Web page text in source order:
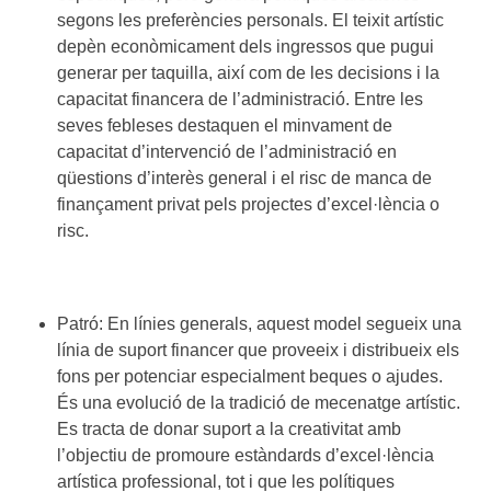
segons les preferències personals. El teixit artístic
depèn econòmicament dels ingressos que pugui
generar per taquilla, així com de les decisions i la
capacitat financera de l’administració. Entre les
seves febleses destaquen el minvament de
capacitat d’intervenció de l’administració en
qüestions d’interès general i el risc de manca de
finançament privat pels projectes d’excel·lència o
risc.
Patró: En línies generals, aquest model segueix una
línia de suport financer que proveeix i distribueix els
fons per potenciar especialment beques o ajudes.
És una evolució de la tradició de mecenatge artístic.
Es tracta de donar suport a la creativitat amb
l’objectiu de promoure estàndards d’excel·lència
artística professional, tot i que les polítiques